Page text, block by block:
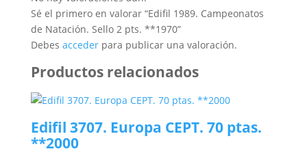
Sé el primero en valorar “Edifil 1989. Campeonatos
de Natación. Sello 2 pts. **1970”
Debes accederpara publicar una valoración.
Productos relacionados
Edifil 3707. Europa CEPT. 70 ptas.
**2000